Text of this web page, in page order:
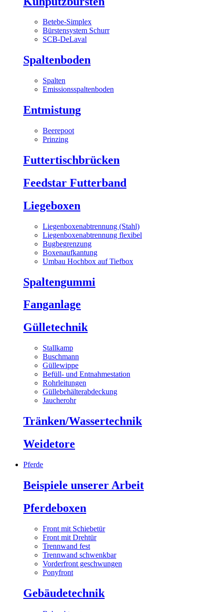
Betebe-Simplex
Bürstensystem Schurr
SCB-DeLaval
Spaltenboden
Spalten
Emissionsspaltenboden
Entmistung
Beerepoot
Prinzing
Futtertischbrücken
Feedstar Futterband
Liegeboxen
Liegenboxenabtrennung (Stahl)
Liegenboxenabtrennung flexibel
Bugbegrenzung
Boxenaufkantung
Umbau Hochbox auf Tiefbox
Spaltengummi
Fanganlage
Gülletechnik
Stallkamp
Buschmann
Güllewippe
Befüll- und Entnahmestation
Rohrleitungen
Güllebehälterabdeckung
Jaucherohr
Tränken/Wassertechnik
Weidetore
Pferde
Beispiele unserer Arbeit
Pferdeboxen
Front mit Schiebetür
Front mit Drehtür
Trennwand fest
Trennwand schwenkbar
Vorderfront geschwungen
Ponyfront
Gebäudetechnik